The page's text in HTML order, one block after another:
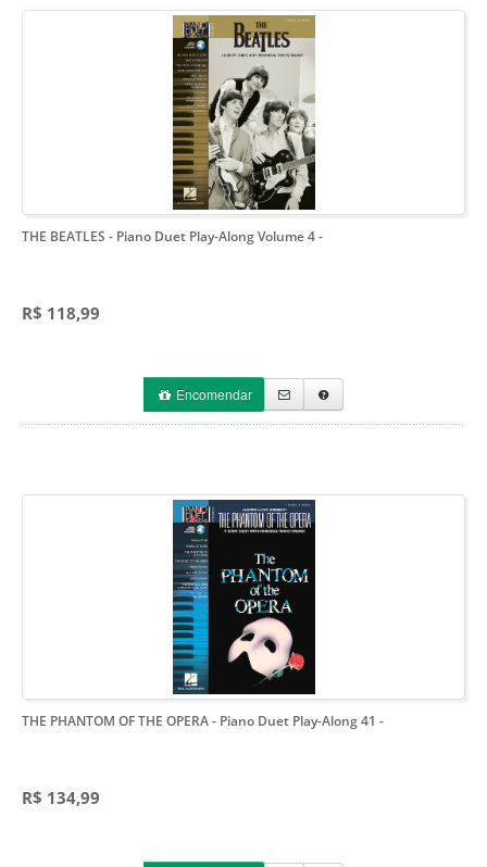
THE BEATLES - Piano Duet Play-Along Volume 4-
R$ 118,99
Encomendar
THE PHANTOM OF THE OPERA - Piano Duet Play-Along 41 -
R$ 134,99